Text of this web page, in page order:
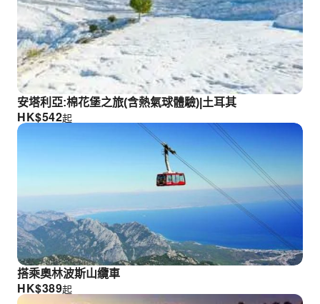
安塔利亞:棉花堡之旅(含熱氣球體驗)|土耳其
HK$542起
搭乘奧林波斯山纜車
HK$389起